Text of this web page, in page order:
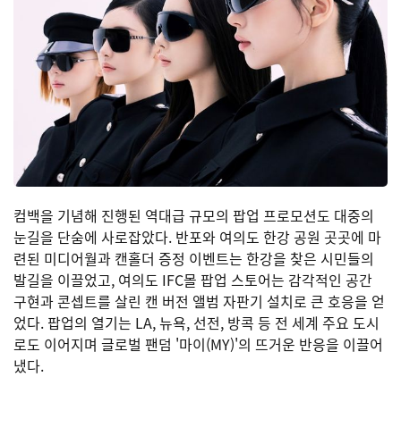
컴백을 기념해 진행된 역대급 규모의 팝업 프로모션도 대중의
눈길을 단숨에 사로잡았다. 반포와 여의도 한강 공원 곳곳에 마
련된 미디어월과 캔홀더 증정 이벤트는 한강을 찾은 시민들의
발길을 이끌었고, 여의도 IFC몰 팝업 스토어는 감각적인 공간
구현과 콘셉트를 살린 캔 버전 앨범 자판기 설치로 큰 호응을 얻
었다. 팝업의 열기는 LA, 뉴욕, 선전, 방콕 등 전 세계 주요 도시
로도 이어지며 글로벌 팬덤 '마이(MY)'의 뜨거운 반응을 이끌어
냈다.